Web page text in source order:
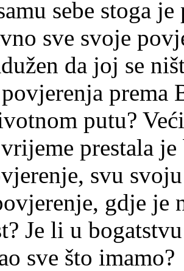
sebe stoga
sve svoje
da joj se
prema
putu?
prestala
svu
gdje je
Je li u
sve što imamo?